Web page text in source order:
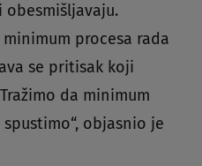
obesmišljavaju.
procesa rada
se pritisak koji
da minimum
objasnio je